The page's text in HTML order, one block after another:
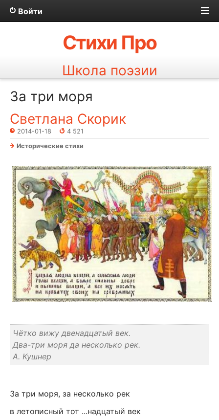
Войти
Стихи Про
Школа поэзии
За три моря
Светлана Скорик
2014-01-18
4 521
Исторические стихи
Чётко вижу двенадцатый век.
Два-три моря да несколько рек.
А. Кушнер
За три моря, за несколько рек
в летописный тот ...надцатый век